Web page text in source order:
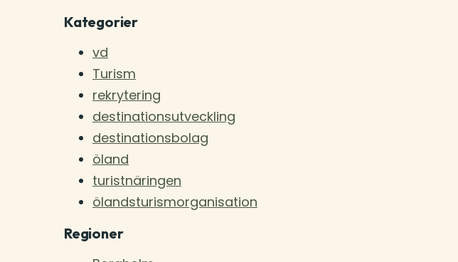
Kategorier
vd
Turism
rekrytering
destinationsutveckling
destinationsbolag
öland
turistnäringen
ölandsturismorganisation
Regioner